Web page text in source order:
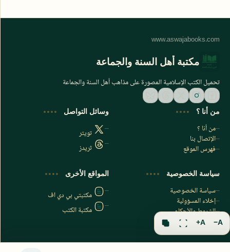
اشترك الآن
اشترك في قناتنا على تليجرام
مكتبة أهل السنة والجماعة
تحميل الكتب الإسلامية المصورة على مذاهب أهل السنة والجماعة
من أنا ؟
من أنا ؟
الإتصال بنا
فهرس الموقع
وسائل التواصل
تويتر
ثريدز
سياسة الخصوصية
سياسة الخصوصية
إخلاء المسؤولية
الشروط والأحكام
فهرس الموقع
المواقع الأخرى
مكتبتي بي دي اف
مكتبة الكتب
A−
A+